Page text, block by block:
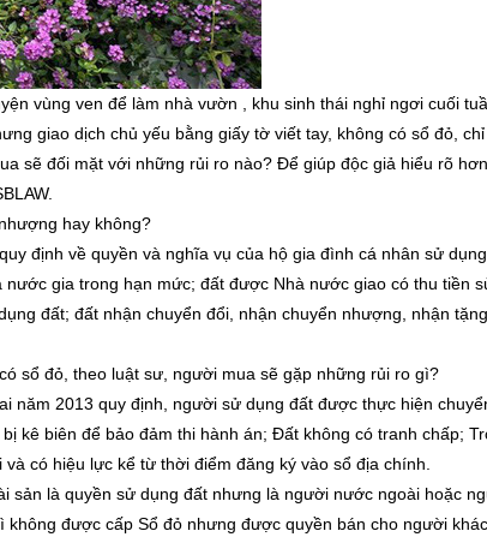
vùng ven để làm nhà vườn , khu sinh thái nghỉ ngơi cuối
giao dịch chủ yếu bằng giấy tờ viết tay, không có sổ đỏ,
sẽ đối mặt với những rủi ro nào? Để giúp độc giả hiểu rõ
hay không?
định về quyền và nghĩa vụ của hộ gia đình cá nhân sử
gia trong hạn mức; đất được Nhà nước giao có thu tiền
đất; đất nhận chuyển đổi, nhận chuyển nhượng, nhận
sổ đỏ, theo luật sư, người mua sẽ gặp những rủi ro gì?
năm 2013 quy định, người sử dụng đất được thực hiện
kê biên để bảo đảm thi hành án; Đất không có tranh chấp;
có hiệu lực kể từ thời điểm đăng ký vào sổ địa chính.
sản là quyền sử dụng đất nhưng là người nước ngoài hoặc
được cấp Sổ đỏ nhưng được quyền bán cho người